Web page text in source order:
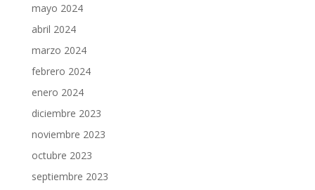
mayo 2024
abril 2024
marzo 2024
febrero 2024
enero 2024
diciembre 2023
noviembre 2023
octubre 2023
septiembre 2023